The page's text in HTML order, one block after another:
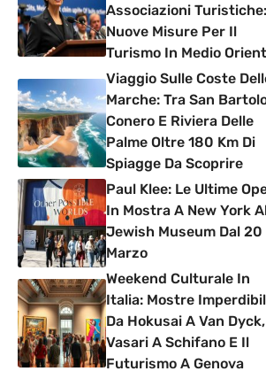
Associazioni Turistiche:
Nuove Misure Per Il
Turismo In Medio
Viaggio Sulle Coste
Marche: Tra San
Conero E Riviera Delle
Palme Oltre 180 Km Di
Spiagge Da Scoprire
Paul Klee: Le Ultime
In Mostra A New York
Jewish Museum Dal 20
Marzo
Weekend Culturale In
Italia: Mostre
Da Hokusai A Van Dyck,
Vasari A Schifano E Il
Futurismo A Genova